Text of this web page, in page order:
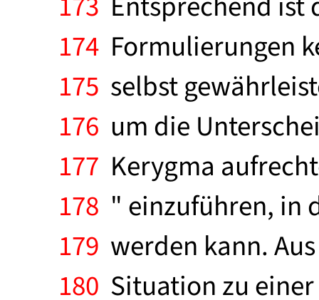
174 Formulierungen
175 selbst
176 um die
177 Kerygma
178 " einzuführen, in
179 werden kann.
180 Situation zu